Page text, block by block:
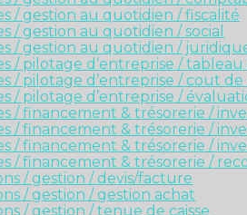
/ gestion au quotidien / fiscalité
/ gestion au quotidien / social
/ gestion au quotidien /
/ pilotage d’entreprise /
/ pilotage d’entreprise / cout
/ pilotage d’entreprise /
/ financement & trésorerie /
/ financement & trésorerie /
/ financement & trésorerie /
/ financement & trésorerie /
/ gestion / devis/facture
/ gestion / gestion achat
/ gestion / tenue de caisse